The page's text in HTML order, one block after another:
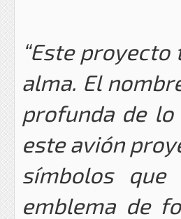
“Este
alma. El
profunda de lo
este avión
símbolos
emblema de